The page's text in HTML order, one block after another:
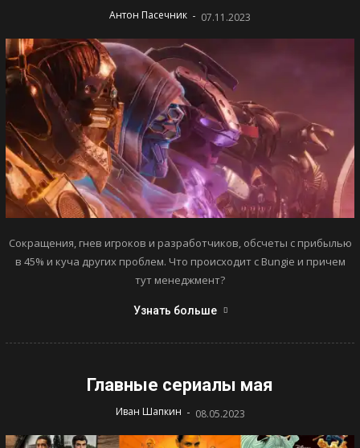
Антон Пасечник - 07.11.2023
Сокращения, гнев игроков и разработчиков, обсчеты с прибылью
в 45% и куча других проблем. Что происходит с Bungie и причем
тут менеджмент?
Узнать больше
Главные сериалы мая
Иван Шапкин - 08.05.2023